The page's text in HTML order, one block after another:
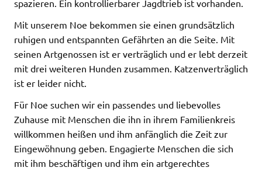
spazieren. Ein kontrollierbarer Jagdtrieb ist vorhanden.
Mit unserem Noe bekommen sie einen grundsätzlich
ruhigen und entspannten Gefährten an die Seite. Mit
seinen Artgenossen ist er verträglich und er lebt derzeit
mit drei weiteren Hunden zusammen. Katzenverträglich
ist er leider nicht.
Für Noe suchen wir ein passendes und liebevolles
Zuhause mit Menschen die ihn in ihrem Familienkreis
willkommen heißen und ihm anfänglich die Zeit zur
Eingewöhnung geben. Engagierte Menschen die sich
mit ihm beschäftigen und ihm ein artgerechtes